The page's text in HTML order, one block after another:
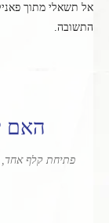
אל תשאלי מתוך
התשובה.
האם
פתיחת קלף אחד,